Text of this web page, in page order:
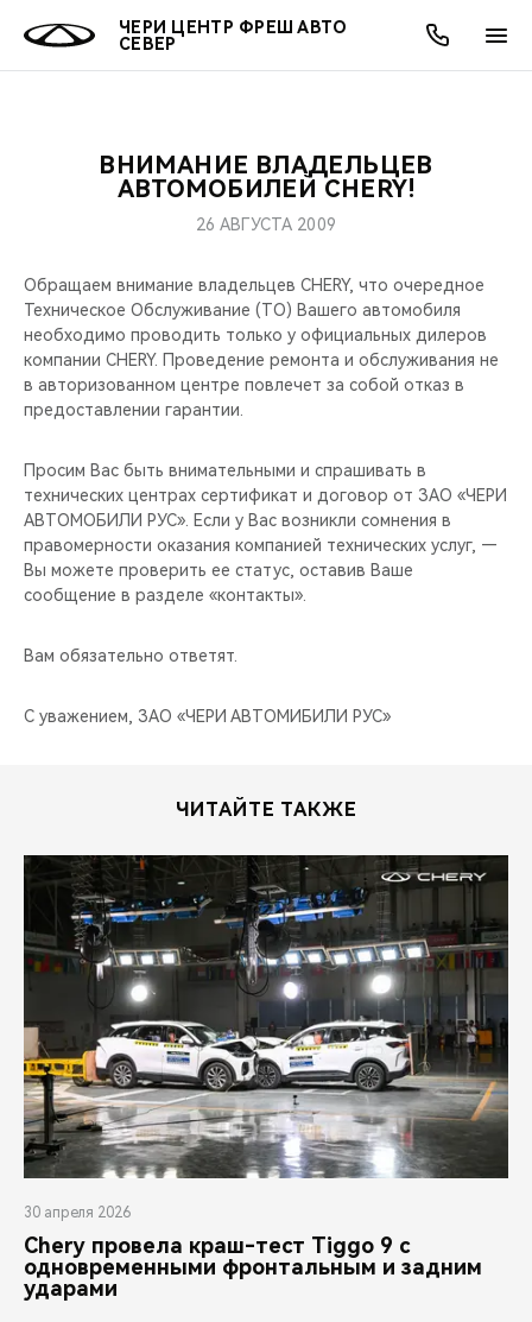
ЧЕРИ ЦЕНТР ФРЕШ АВТО
СЕВЕР
МОДЕЛИ
КРОССОВЕРЫ
СЕДАНЫ
ПОКУПАТЕЛЯМ
КРЕДИТ И СТРАХОВАНИЕ
ВЛАДЕЛЬЦАМ
ЗАПЧАСТИ И АКСЕССУАРЫ
ПОДДЕРЖКА
CHERY CONNECT
МИР CHERY
О БРЕНДЕ
CHERY В СОЦСЕТЯХ
ЛЮДИ CHERY
БЛАГОТВОРИТЕЛЬНОСТЬ
CHERY И СПОРТ
НАШИ МЕРОПРИЯТИЯ
ВИДЕООБЗОРЫ
АКЦИИ
ОНЛАЙН СЕРВИСЫ
КРЕДИТ
О КОМПАНИИ
МЫ В СОЦСЕТЯХ
ВНИМАНИЕ ВЛАДЕЛЬЦЕВ
АВТОМОБИЛЕЙ CHERY!
26 АВГУСТА 2009
Обращаем внимание владельцев CHERY, что очередное
Техническое Обслуживание (ТО) Вашего автомобиля
необходимо проводить только у официальных дилеров
компании CHERY. Проведение ремонта и обслуживания не
в авторизованном центре повлечет за собой отказ в
предоставлении гарантии.
Просим Вас быть внимательными и спрашивать в
технических центрах сертификат и договор от ЗАО «ЧЕРИ
АВТОМОБИЛИ РУС». Если у Вас возникли сомнения в
правомерности оказания компанией технических услуг, —
Вы можете проверить ее статус, оставив Ваше
сообщение в разделе «контакты».
Вам обязательно ответят.
С уважением, ЗАО «ЧЕРИ АВТОМИБИЛИ РУС»
ЧИТАЙТЕ ТАКЖЕ
30 апреля 2026
Chery провела краш-тест Tiggo 9 с
одновременными фронтальным и задним
ударами